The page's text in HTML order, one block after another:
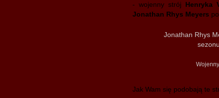
- wojenny strój Henryka
Jonathan Rhys Meyers
Jonathan Rhys
Jak Wam się podobają te